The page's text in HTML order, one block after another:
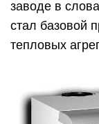
заводе в
стал базовой
тепловых